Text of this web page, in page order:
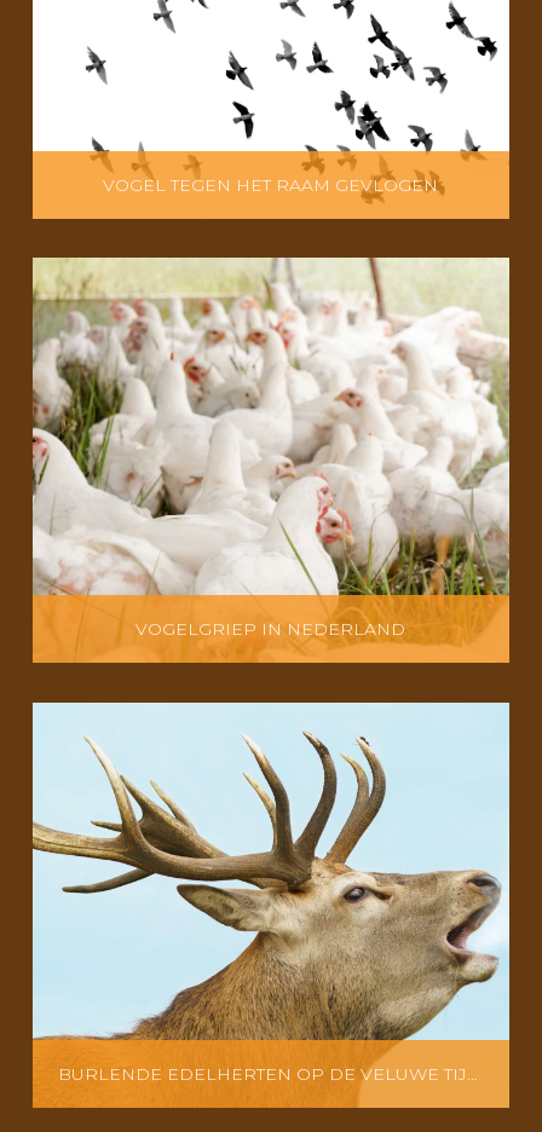
VOGEL TEGEN HET RAAM GEVLOGEN
VOGELGRIEP IN NEDERLAND
BURLENDE EDELHERTEN OP DE VELUWE TIJDENS BRONSTTIJD